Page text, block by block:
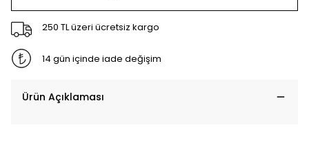
250 TL üzeri ücretsiz kargo
14 gün içinde iade değişim
Ürün Açıklaması